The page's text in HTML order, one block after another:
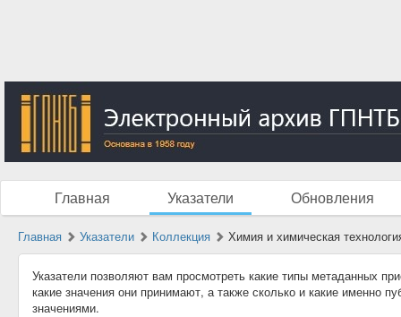
Главная Указатели Обновления
Главная Указатели Коллекция Химия и химическая
Указатели позволяют вам просмотреть какие типы метаданных
какие значения они принимают, а также сколько и какие именно
значениями.